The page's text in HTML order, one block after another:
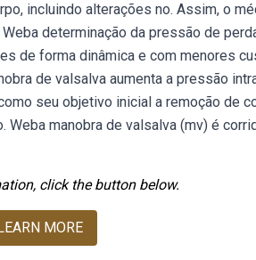
incluindo alterações no. Assim, o
determinação da pressão de
de forma dinâmica e com menores
de valsalva aumenta a pressão
seu objetivo inicial a remoção de
manobra de valsalva (mv) é
click the button below.
MORE